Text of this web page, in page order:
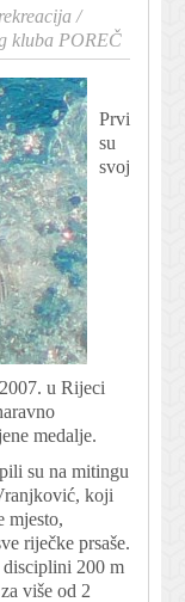
/
kluba POREČ
Prvi
su
svoj
u Rijeci
medalje.
su na mitingu
koji
mjesto,
riječke prsaše.
disciplini 200 m
više od 2